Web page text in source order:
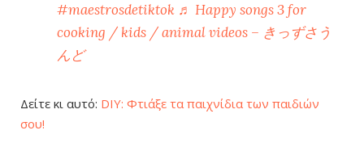
#maestrosdetiktok ♬ Happy songs 3 for
cooking / kids / animal videos – きっずさう
んど
Δείτε κι αυτό: DIY: Φτιάξε τα παιχνίδια των παιδιών
σου!